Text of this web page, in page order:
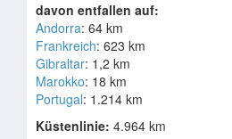
davon entfallen auf:
Andorra: 64 km
Frankreich: 623 km
Gibraltar: 1,2 km
Marokko: 18 km
Portugal: 1.214 km
Küstenlinie: 4.964 km